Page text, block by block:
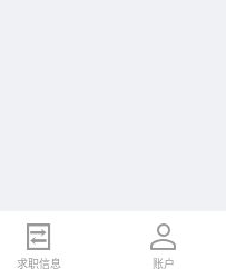
求职信息 账户